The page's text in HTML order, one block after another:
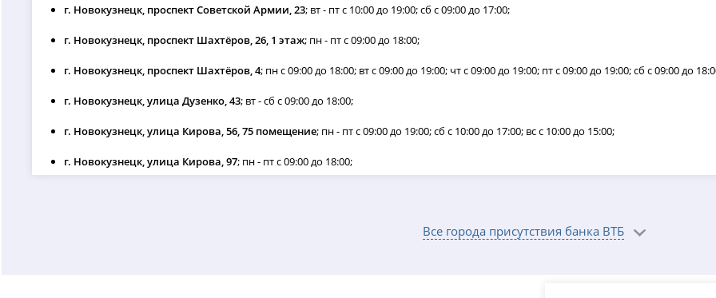
г. Новокузнецк, проспект Советской Армии, 23; вт - пт с 10:00 до 19:00; сб с 09:00 до 17:00;
г. Новокузнецк, проспект Шахтёров, 26, 1 этаж; пн - пт с 09:00 до 18:00;
г. Новокузнецк, проспект Шахтёров, 4; пн с 09:00 до 18:00; вт с 09:00 до 19:00; чт с 09:00 до 19:00; пт с 09:00 до 19:00; сб с 09:00 до
г. Новокузнецк, улица Дузенко, 43; вт - сб с 09:00 до 18:00;
г. Новокузнецк, улица Кирова, 56, 75 помещение; пн - пт с 09:00 до 19:00; сб с 10:00 до 17:00; вс с 10:00 до 15:00;
г. Новокузнецк, улица Кирова, 97; пн - пт с 09:00 до 18:00;
Все города присутствия банка ВТБ